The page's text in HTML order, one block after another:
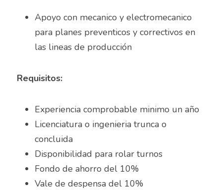
Almacenista Cajero
Almacenistas
Asesor Bancario
Asesor comercial
Asesor Comercial
Publica tu vacante
Apoyo con mecanico y electromecanico
para planes preventicos y correctivos en
las lineas de producción
Requisitos:
Experiencia comprobable minimo un año
Licenciatura o ingenieria trunca o
concluida
Fondo de ahorro del 10%
Vale de despensa del 10%